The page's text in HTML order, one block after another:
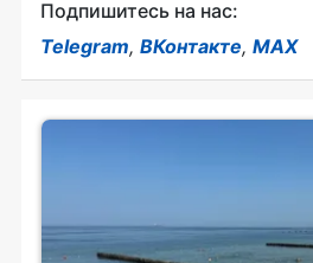
Подпишитесь на нас:
Telegram, ВКонтакте, MAX